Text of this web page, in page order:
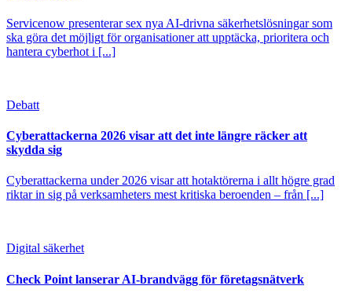
Servicenow presenterar sex nya AI-drivna säkerhetslösningar som
ska göra det möjligt för organisationer att upptäcka, prioritera och
hantera cyberhot i [...]
Debatt
Cyberattackerna 2026 visar att det inte längre räcker att
skydda sig
Cyberattackerna under 2026 visar att hotaktörerna i allt högre grad
riktar in sig på verksamheters mest kritiska beroenden – från [...]
Digital säkerhet
Check Point lanserar AI-brandvägg för företagsnätverk